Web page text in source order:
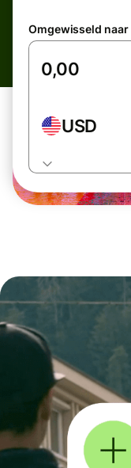
Omgewisseld naar
USD